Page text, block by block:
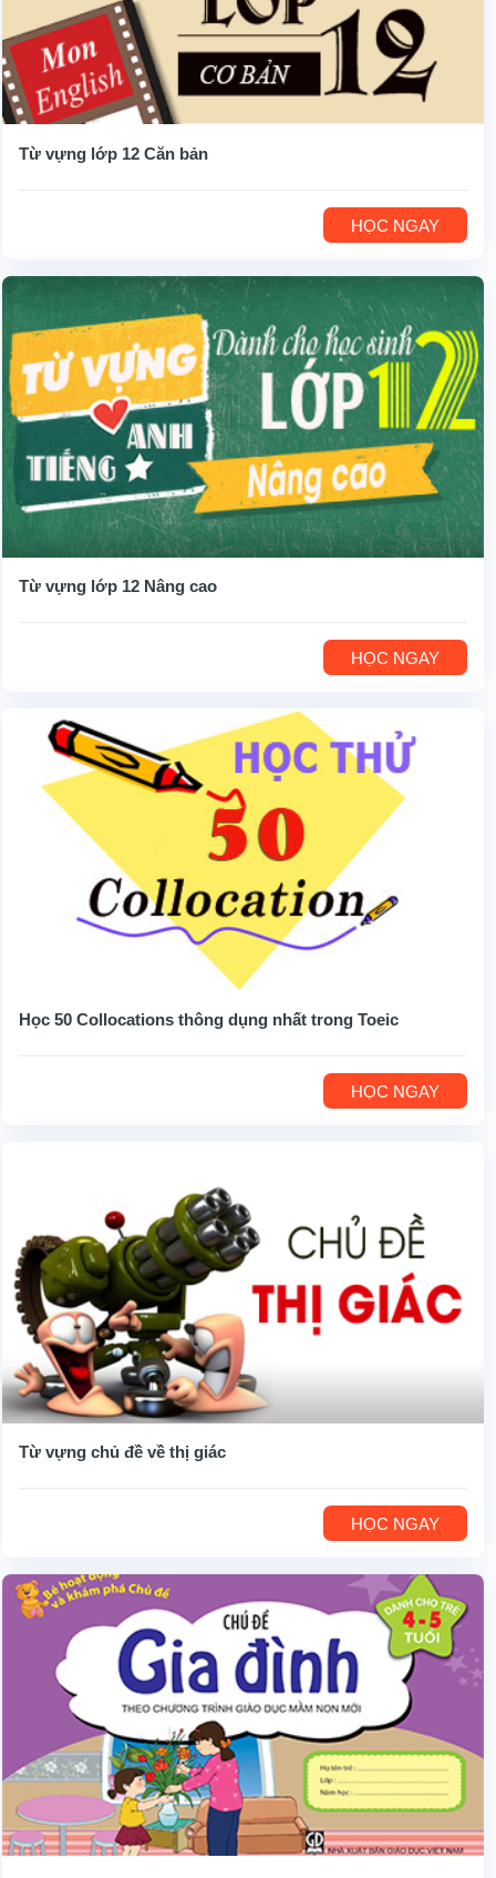
Từ vựng lớp 12 Căn bản
HỌC NGAY
Từ vựng lớp 12 Nâng cao
HỌC NGAY
Học 50 Collocations thông dụng nhất trong Toeic
HỌC NGAY
Từ vựng chủ đề về thị giác
HỌC NGAY